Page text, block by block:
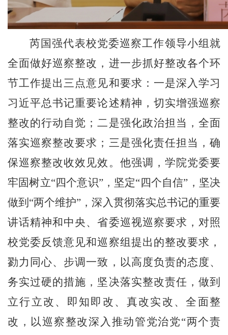
芮国强代表校党委巡察工作领导小组就
全面做好巡察整改，进一步抓好整改各个环
节工作提出三点意见和要求：一是深入学习
习近平总书记重要论述精神，切实增强巡察
整改的行动自觉；二是强化政治担当，全面
落实巡察整改要求；三是强化责任担当，确
保巡察整改收效见效。他强调，学院党委要
牢固树立“四个意识”，坚定“四个自信” ，坚决
做到 “两个维护” ，深入贯彻落实总书记的重要
讲话精神和中央、省委巡视巡察要求，对照
校党委反馈意见和巡察组提出的整改要求，
勠力同心、步调一致，以高度负责的态度、
务实过硬的措施，坚决落实整改责任，做到
立行立改、即知即改、真改实改、全面整
改，以巡察整改深入推动管党治党“两个责